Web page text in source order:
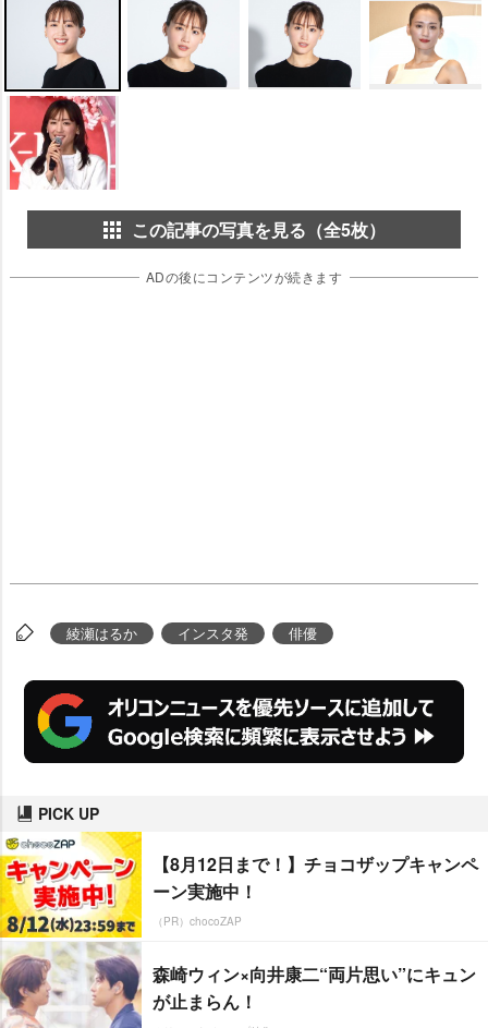
この記事の写真を見る（全5枚）
ADの後にコンテンツが続きます
綾瀬はるか インスタ発 俳優
PICK UP
【8月12日まで！】チョコザップキャンペ
ーン実施中！
（PR）chocoZAP
森崎ウィン×向井康二“両片思い”にキュン
が止まらん！